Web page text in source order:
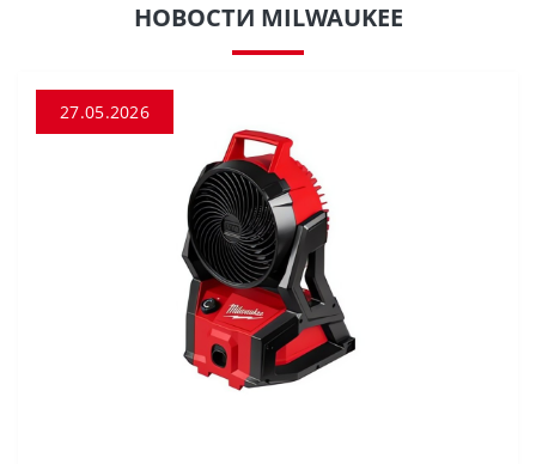
НОВОСТИ MILWAUKEE
27.05.2026